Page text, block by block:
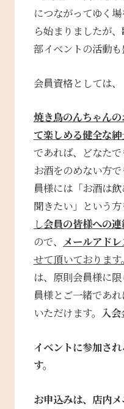
につながってゆく
ら始まりましたが、
部イベントの活動も
会員資格としては、
焼き鳥のんちゃん
て楽しめる健全な
であれば、どなたで
お酒をのめない方
員様には「お酒は
聞きたい」という方
し会員の皆様への
ので、 メールアドレ
せて頂いております。
は、原則会員様に
員様とご一緒であ
いただけます。 入会
イベントに参加さ
す。
お申込みは、店内